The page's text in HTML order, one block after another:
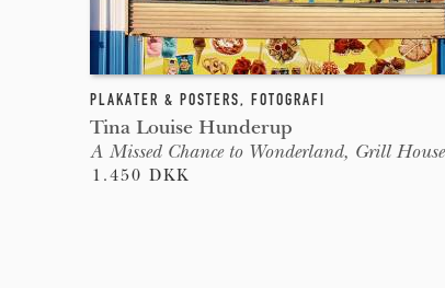
PLAKATER & POSTERS, FOTOGRAFI
Tina Louise Hunderup
A Missed Chance to Wonderland, Grill House
1.450 DKK